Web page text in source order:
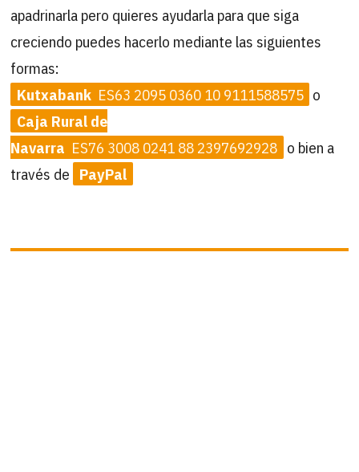
apadrinarla pero quieres ayudarla para que siga
creciendo puedes hacerlo mediante las siguientes
formas:
Kutxabank ES63 2095 0360 10 9111588575 o
Caja Rural de
Navarra ES76 3008 0241 88 2397692928 o bien a
través de PayPal